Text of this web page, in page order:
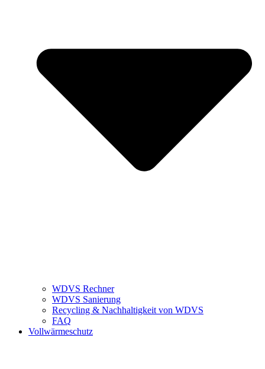
WDVS Rechner
WDVS Sanierung
Recycling & Nachhaltigkeit von WDVS
FAQ
Vollwärmeschutz